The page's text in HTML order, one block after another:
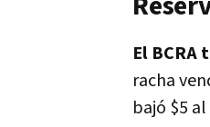
El
racha
bajó $5